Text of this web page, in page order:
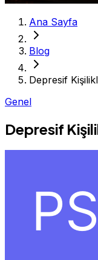
Ana Sayfa
Blog
Depresif
Genel
Depresif